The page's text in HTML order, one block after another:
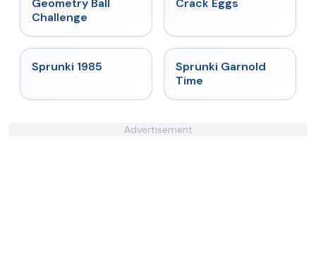
Geometry Ball
Challenge
Crack Eggs
Sprunki 1985 ★
Sprunki Garnold
Time
Advertisement